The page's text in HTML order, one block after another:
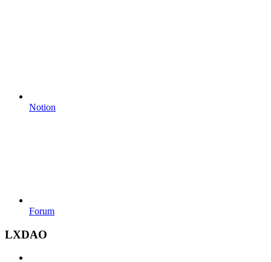
Notion
Forum
LXDAO